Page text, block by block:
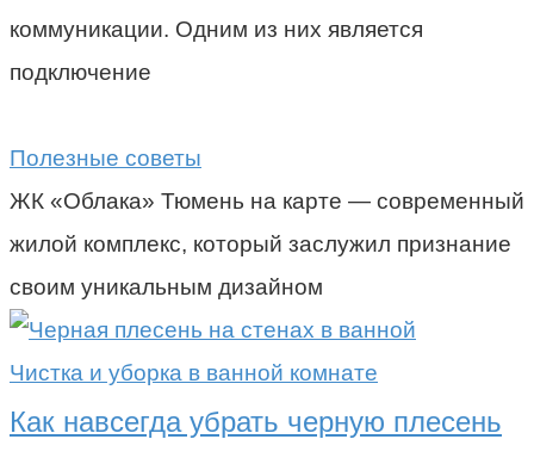
коммуникации. Одним из них является
подключение
Полезные советы
ЖК «Облака» Тюмень на карте — современный
жилой комплекс, который заслужил признание
своим уникальным дизайном
Чистка и уборка в ванной комнате
Как навсегда убрать черную плесень